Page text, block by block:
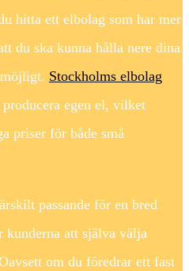
hitta ett elbolag som har mer
du ska kunna hålla nere dina
Stockholms elbolag
egen el, vilket
priser för både små
passande för en bred
att själva välja
om du föredrar ett fast